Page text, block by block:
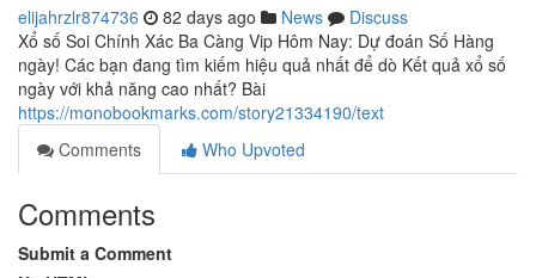
elijahrzlr874736 82 days ago News
Discuss
Xổ số Soi Chính Xác Ba Càng Vip Hôm Nay: Dự đoán Số Hàng
ngày! Các bạn đang tìm kiếm hiệu quả nhất để dò Kết quả xổ số
ngày với khả năng cao nhất? Bài
https://monobookmarks.com/story21334190/text
Comments
Who Upvoted
Comments
Submit a Comment